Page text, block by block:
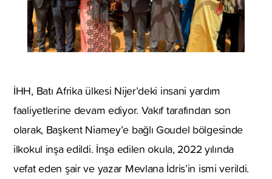
İHH, Batı Afrika ülkesi Nijer’deki insani yardım
faaliyetlerine devam ediyor. Vakıf tarafından son
olarak, Başkent Niamey’e bağlı Goudel bölgesinde
ilkokul inşa edildi. İnşa edilen okula, 2022 yılında
vefat eden şair ve yazar Mevlana İdris’in ismi verildi.